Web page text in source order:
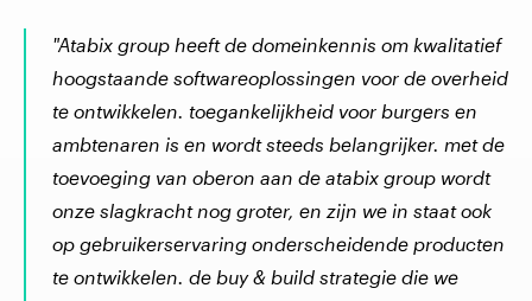
"Atabix group heeft de domeinkennis om kwalitatief
hoogstaande softwareoplossingen voor de overheid
te ontwikkelen. toegankelijkheid voor burgers en
ambtenaren is en wordt steeds belangrijker. met de
toevoeging van oberon aan de atabix group wordt
onze slagkracht nog groter, en zijn we in staat ook
op gebruikerservaring onderscheidende producten
te ontwikkelen. de buy & build strategie die we